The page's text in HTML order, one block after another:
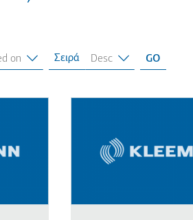
Σειρά